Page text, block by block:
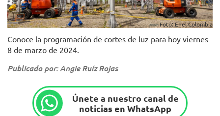
Foto: Enel Colombia
Conoce la programación de cortes de luz para hoy viernes
8 de marzo de 2024.
Publicado por: Angie Ruíz Rojas
Únete a nuestro canal de
noticias en WhatsApp